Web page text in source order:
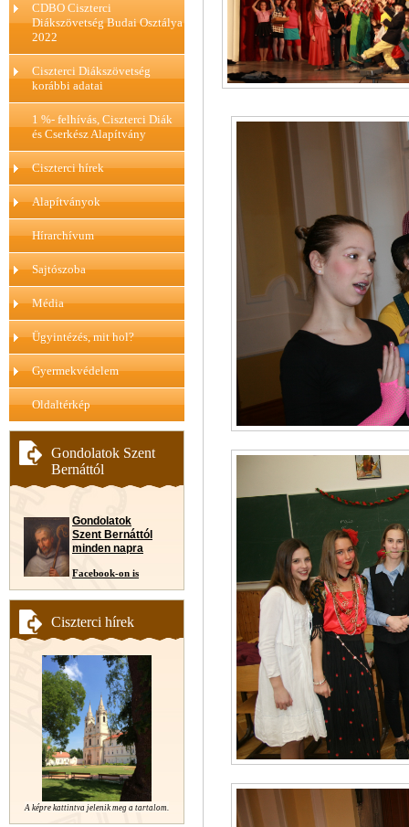
CDBO Ciszterci
Diákszövetség Budai Osztálya
2022
Ciszterci Diákszövetség
korábbi adatai
1 %- felhívás, Ciszterci Diák
és Cserkész Alapítvány
Ciszterci hírek
Alapítványok
Hírarchívum
Sajtószoba
Média
Ügyintézés, mit hol?
Gyermekvédelem
Oldaltérkép
Gondolatok Szent
Bernáttól
Gondolatok
Szent Bernáttól
minden napra
Facebook-on is
Ciszterci hírek
A képre kattintva jelenik meg a tartalom.